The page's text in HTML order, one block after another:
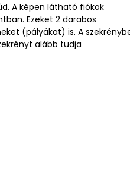
A képen látható fiókok
Ezeket 2 darabos
(pályákat) is. A
alább tudja